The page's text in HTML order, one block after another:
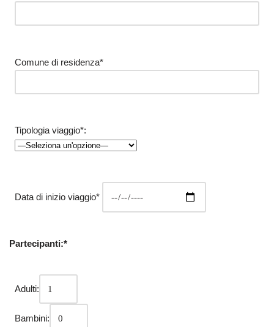
Comune di residenza*
Tipologia viaggio*:
Data di inizio viaggio*
Partecipanti:*
Adulti:
Bambini: